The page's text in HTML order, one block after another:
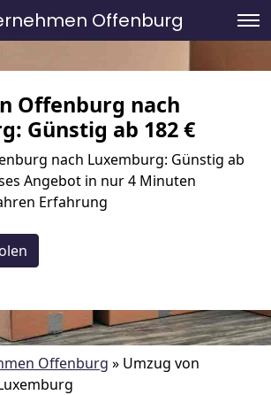
Offenburg
Offenburg nach
Günstig ab 182 €
nach Luxemburg: Günstig ab
Angebot in nur 4 Minuten
Erfahrung
Offenburg » Umzug von